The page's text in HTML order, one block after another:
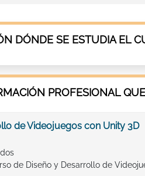
DÓNDE SE ESTUDIA EL
PROFESIONAL
de Videojuegos con Unity 3D
de Diseño y Desarrollo de